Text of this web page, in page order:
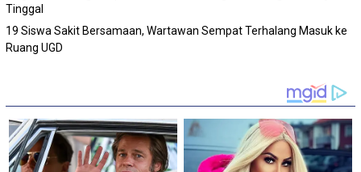
Tinggal
19 Siswa Sakit Bersamaan, Wartawan Sempat Terhalang Masuk ke
Ruang UGD